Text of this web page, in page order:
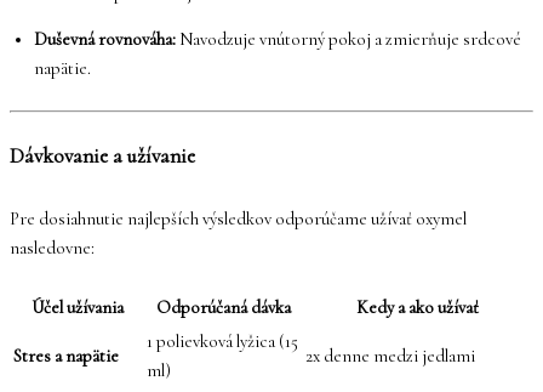
Duševná rovnováha: Navodzuje vnútorný pokoj a zmierňuje srdcové
napätie.
Dávkovanie a užívanie
Pre dosiahnutie najlepších výsledkov odporúčame užívať oxymel
nasledovne:
Účel užívania Odporúčaná dávka Kedy a ako užívať
Stres a napätie
1 polievková lyžica (15
ml)
2x denne medzi jedlami